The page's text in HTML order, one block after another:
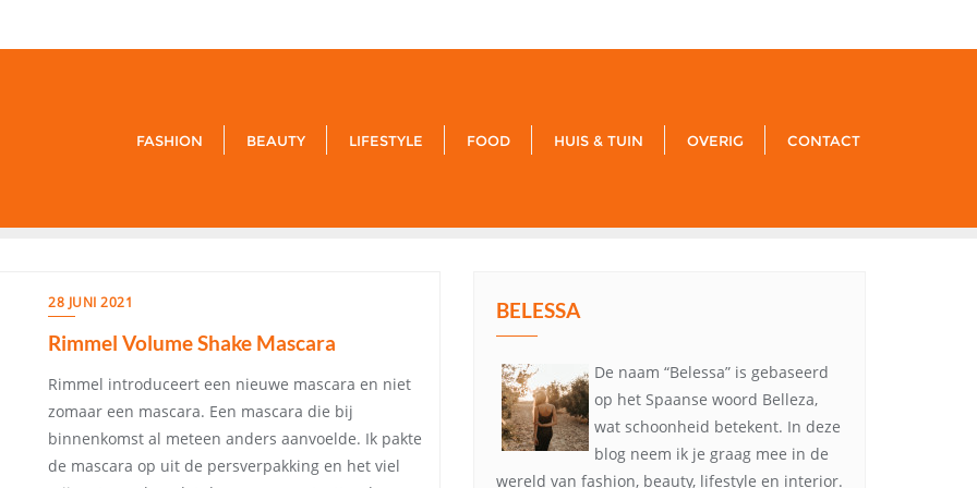
FASHION BEAUTY LIFESTYLE FOOD HUIS & TUIN OVERIG CONTACT
28 JUNI 2021
Rimmel Volume Shake Mascara
Rimmel introduceert een nieuwe mascara en niet
zomaar een mascara. Een mascara die bij
binnenkomst al meteen anders aanvoelde. Ik pakte
de mascara op uit de persverpakking en het viel
BELESSA
De naam “Belessa” is gebaseerd
op het Spaanse woord Belleza,
wat schoonheid betekent. In deze
blog neem ik je graag mee in de
wereld van fashion, beauty, lifestyle en interior.